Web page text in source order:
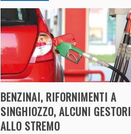
BENZINAI, RIFORNIMENTI A
SINGHIOZZO, ALCUNI GESTORI
ALLO STREMO